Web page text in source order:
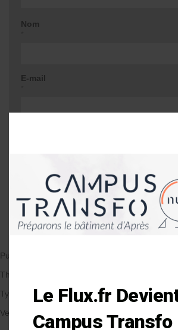
Nom
E-mail
Me prévenir lors d'une réponse à
commentaire
Publié le 24/09/2018
Thématique
Types de Bâtiment
Veille et solutions
Le Flux.fr
Campus Transfo